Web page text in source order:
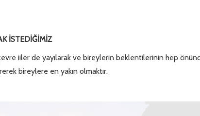
İSTEDİĞİMİZ
iiler de yayılarak ve bireylerin beklentilerinin hep
bireylere en yakın olmaktır.